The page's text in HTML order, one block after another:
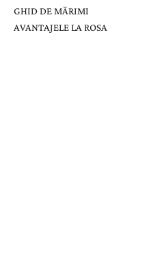
GHID DE MĂRIMI
AVANTAJELE LA ROSA